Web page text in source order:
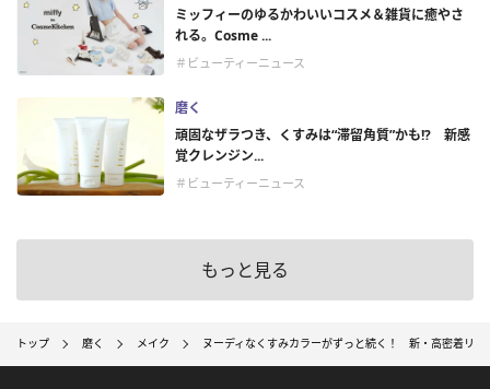
ミッフィーのゆるかわいいコスメ＆雑貨に癒やさ
れる。Cosme ...
＃ビューティーニュース
磨く
頑固なザラつき、くすみは“滞留角質”かも!? 新感
覚クレンジン...
＃ビューティーニュース
もっと見る
トップ 磨く メイク ヌーディなくすみカラーがずっと続く！ 新・高密着リ